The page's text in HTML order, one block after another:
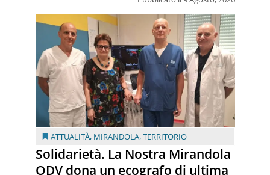
ATTUALITÀ, MIRANDOLA,TERRITORIO
Solidarietà. La Nostra Mirandola
ODV dona un ecografo di ultima